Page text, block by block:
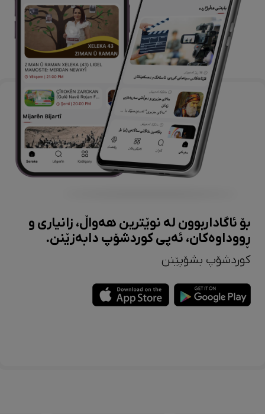
بۆ ئاگاداربوون لە نوێترین هەواڵ، زانیاری و
ڕووداوەکان، ئەپی کوردشۆپ دابەزێنن.
کوردشۆپ بشۆپێنن